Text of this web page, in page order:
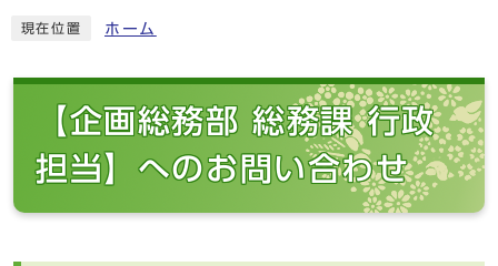
現在位置 ホーム
【企画総務部 総務課 行政
担当】へのお問い合わせ